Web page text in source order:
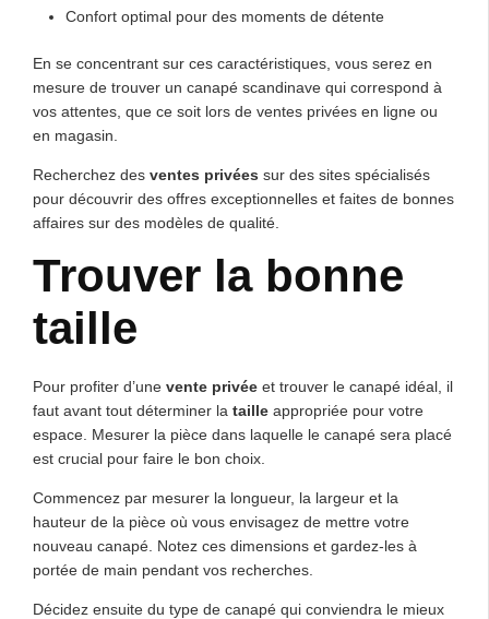
Confort optimal pour des moments de détente
En se concentrant sur ces caractéristiques, vous serez en
mesure de trouver un canapé scandinave qui correspond à
vos attentes, que ce soit lors de ventes privées en ligne ou
en magasin.
Recherchez des ventes privées sur des sites spécialisés
pour découvrir des offres exceptionnelles et faites de bonnes
affaires sur des modèles de qualité.
Trouver la bonne
taille
Pour profiter d’une vente privée et trouver le canapé idéal, il
faut avant tout déterminer la taille appropriée pour votre
espace. Mesurer la pièce dans laquelle le canapé sera placé
est crucial pour faire le bon choix.
Commencez par mesurer la longueur, la largeur et la
hauteur de la pièce où vous envisagez de mettre votre
nouveau canapé. Notez ces dimensions et gardez-les à
portée de main pendant vos recherches.
Décidez ensuite du type de canapé qui conviendra le mieux